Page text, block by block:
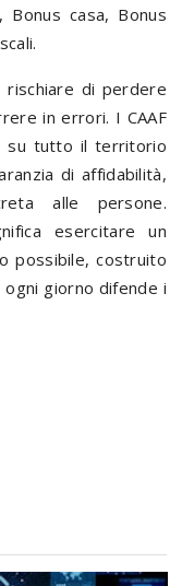
Bonus casa, Bonus
di perdere
in errori. I CAAF
su tutto il territorio
di affidabilità,
alle persone.
esercitare un
possibile, costruito
giorno difende i